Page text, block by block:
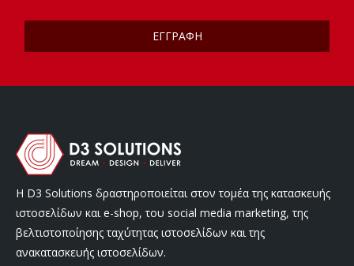
Η D3 Solutions δραστηροποιείται στον τομέα της κατασκευής
ιστοσελίδων και e-shop, του social media marketing, της
βελτιστοποίησης ταχύτητας ιστοσελίδων και της
ανακατασκευής ιστοσελίδων.